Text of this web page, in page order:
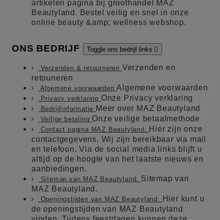
artikelen pagina bij groothandel MAZ
Beautyland. Bestel veilig en snel in onze
online beauty &amp; wellness webshop.
ONS BEDRIJF Toggle ons bedrijf links 
Verzenden & retourneren Verzenden en
retouneren
Algemene voorwaardenAlgemene voorwaarden
Privacy verklaring Onze Privacy verklaring
Bedrijfinformatie Meer over MAZ Beautyland
Veilige betaling Onze veilige betaalmethode
Contact pagina MAZ Beautyland. Hier zijn onze
contactgegevens. Wij zijn bereikbaar via mail
en telefoon. Via de social media links blijft u
altijd op de hoogte van het laatste nieuws en
aanbiedingen.
Sitemap van MAZ Beautyland. Sitemap van
MAZ Beautyland.
Openingstijden van MAZ Beautyland.
Hier kunt u
de openingstijden van MAZ Beautyland